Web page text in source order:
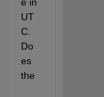
UT
C.
Do
es
the